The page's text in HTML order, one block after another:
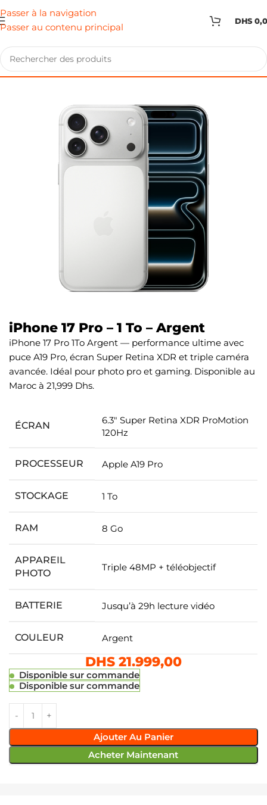
Passer à la navigation
Passer au contenu principal
DHS
iPhone 17 Pro – 1 To – Argent
iPhone 17 Pro 1To Argent — performance ultime avec
puce A19 Pro, écran Super Retina XDR et triple caméra
avancée. Idéal pour photo pro et gaming. Disponible au
Maroc à 21,999 Dhs.
ÉCRAN
6.3″ Super Retina XDR ProMotion
120Hz
PROCESSEUR Apple A19 Pro
STOCKAGE 1 To
RAM 8 Go
APPAREIL
PHOTO
Triple 48MP + téléobjectif
BATTERIE Jusqu’à 29h lecture vidéo
COULEUR Argent
DHS21.999,00
Disponible sur commande
Disponible sur commande
Ajouter Au Panier
Acheter Maintenant